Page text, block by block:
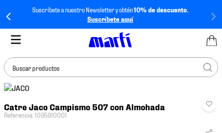
Suscríbete a nuestro Newsletter y obtén10% de descuento.
Suscríbete aquí
Buscar productos
Catre Jaco Campismo 507 con Almohada
Referencia:1095910001
BUSCADOS